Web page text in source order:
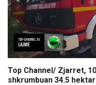
Top Channel/ Zjarret,
shkrumbuan 34.5